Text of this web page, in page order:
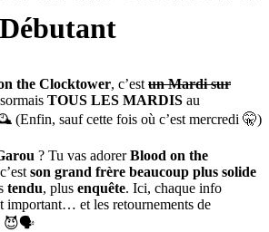
the Clocktower, c’est un Mardi sur
TOUS LES MARDIS au
(Enfin, sauf cette fois où c’est mercredi 🤫)
? Tu vas adorerBlood on the
son grand frère beaucoup plus solide
tendu, plus enquête. Ici, chaque info
important… et les retournements de
😈🗣️